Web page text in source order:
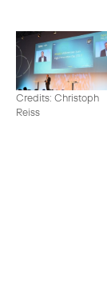
Credits: Christoph
Reiss